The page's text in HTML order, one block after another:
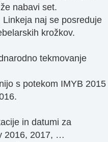
nabavi set.
naj se posreduje
krožkov.
tekmovanje
s potekom IMYB 2015
in datumi za
2016, 2017, …